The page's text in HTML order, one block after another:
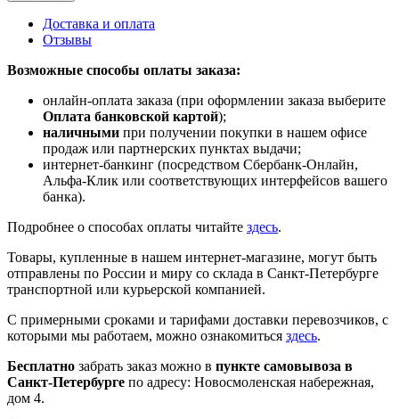
Доставка и оплата
Отзывы
Возможные способы оплаты заказа:
онлайн-оплата заказа (при оформлении заказа выберите
Оплата банковской картой);
наличными при получении покупки в нашем офисе
продаж или партнерских пунктах выдачи;
интернет-банкинг (посредством Сбербанк-Онлайн,
Альфа-Клик или соответствующих интерфейсов вашего
банка).
Подробнее о способах оплаты читайте здесь.
Товары, купленные в нашем интернет-магазине, могут быть
отправлены по России и миру со склада в Санкт-Петербурге
транспортной или курьерской компанией.
С примерными сроками и тарифами доставки перевозчиков, с
которыми мы работаем, можно ознакомиться здесь.
Бесплатно забрать заказ можно в пункте самовывоза в
Санкт-Петербурге по адресу: Новосмоленская набережная,
дом 4.